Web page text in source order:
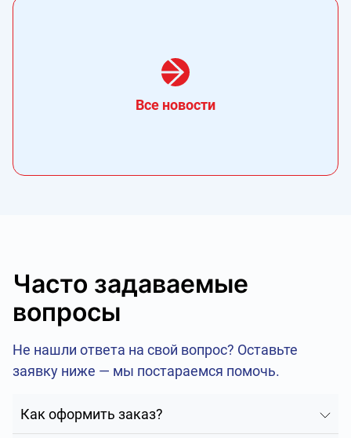
Все новости
Часто задаваемые
вопросы
Не нашли ответа на свой вопрос? Оставьте
заявку ниже — мы постараемся помочь.
Как оформить заказ?